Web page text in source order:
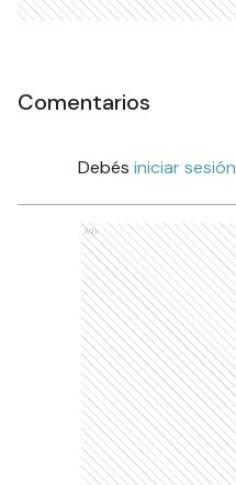
Comentarios
Debés iniciar sesión
Ads